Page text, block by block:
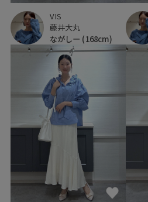
VIS
藤井大丸
ながしー (168cm)